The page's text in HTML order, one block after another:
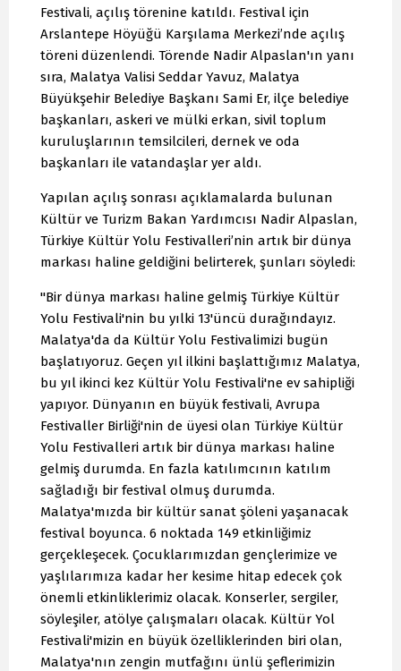
Festivali, açılış törenine katıldı. Festival için
Arslantepe Höyüğü Karşılama Merkezi’nde açılış
töreni düzenlendi. Törende Nadir Alpaslan'ın yanı
sıra, Malatya Valisi Seddar Yavuz, Malatya
Büyükşehir Belediye Başkanı Sami Er, ilçe belediye
başkanları, askeri ve mülki erkan, sivil toplum
kuruluşlarının temsilcileri, dernek ve oda
başkanları ile vatandaşlar yer aldı.
Yapılan açılış sonrası açıklamalarda bulunan
Kültür ve Turizm Bakan Yardımcısı Nadir Alpaslan,
Türkiye Kültür Yolu Festivalleri’nin artık bir dünya
markası haline geldiğini belirterek, şunları söyledi:
"Bir dünya markası haline gelmiş Türkiye Kültür
Yolu Festivali'nin bu yılki 13'üncü durağındayız.
Malatya'da da Kültür Yolu Festivalimizi bugün
başlatıyoruz. Geçen yıl ilkini başlattığımız Malatya,
bu yıl ikinci kez Kültür Yolu Festivali'ne ev sahipliği
yapıyor. Dünyanın en büyük festivali, Avrupa
Festivaller Birliği'nin de üyesi olan Türkiye Kültür
Yolu Festivalleri artık bir dünya markası haline
gelmiş durumda. En fazla katılımcının katılım
sağladığı bir festival olmuş durumda.
Malatya'mızda bir kültür sanat şöleni yaşanacak
festival boyunca. 6 noktada 149 etkinliğimiz
gerçekleşecek. Çocuklarımızdan gençlerimize ve
yaşlılarımıza kadar her kesime hitap edecek çok
önemli etkinliklerimiz olacak. Konserler, sergiler,
söyleşiler, atölye çalışmaları olacak. Kültür Yol
Festivali'mizin en büyük özelliklerinden biri olan,
Malatya'nın zengin mutfağını ünlü şeflerimizin